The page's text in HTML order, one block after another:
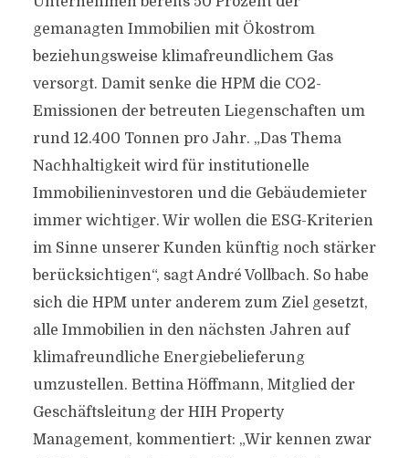
gemanagten Immobilien mit Ökostrom
beziehungsweise klimafreundlichem Gas
versorgt. Damit senke die HPM die CO2-
Emissionen der betreuten Liegenschaften um
rund 12.400 Tonnen pro Jahr. „Das Thema
Nachhaltigkeit wird für institutionelle
Immobilieninvestoren und die Gebäudemieter
immer wichtiger. Wir wollen die ESG-Kriterien
im Sinne unserer Kunden künftig noch stärker
berücksichtigen“, sagt André Vollbach. So habe
sich die HPM unter anderem zum Ziel gesetzt,
alle Immobilien in den nächsten Jahren auf
klimafreundliche Energiebelieferung
umzustellen. Bettina Höffmann, Mitglied der
Geschäftsleitung der HIH Property
Management, kommentiert: „Wir kennen zwar